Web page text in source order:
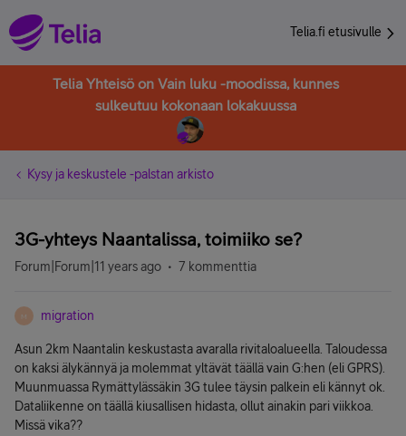
Telia.fi etusivulle
Telia Yhteisö on Vain luku -moodissa, kunnes
sulkeutuu kokonaan lokakuussa
Kysy ja keskustele -palstan arkisto
3G-yhteys Naantalissa, toimiiko se?
Forum|Forum|11 years ago 7 kommenttia
M migration
Asun 2km Naantalin keskustasta avaralla rivitaloalueella. Taloudessa
on kaksi älykännyä ja molemmat yltävät täällä vain G:hen (eli GPRS).
Muunmuassa Rymättylässäkin 3G tulee täysin palkein eli kännyt ok.
Dataliikenne on täällä kiusallisen hidasta, ollut ainakin pari viikkoa.
Missä vika??